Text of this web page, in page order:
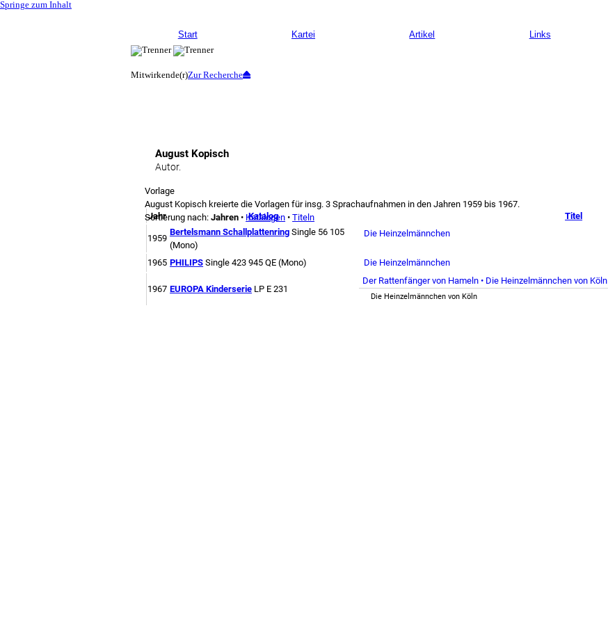
Springe zum Inhalt
Start Kartei Artikel Links
Mitwirkende(r)Zur Recherche
August Kopisch
Autor.
Vorlage
August Kopisch kreierte die Vorlagen für insg. 3 Sprachaufnahmen in den Jahren 1959 bis 1967.
Sortierung nach:Jahren • Katalogen •Titeln
Jahr Katalog Titel
1959
Bertelsmann Schallplattenring Single 56 105
(Mono)
Die Heinzelmännchen
1965 PHILIPS Single 423 945 QE (Mono) Die Heinzelmännchen
1967 EUROPA Kinderserie LP E 231
Der Rattenfänger von Hameln • Die Heinzelmännchen von Köln
Die Heinzelmännchen von Köln